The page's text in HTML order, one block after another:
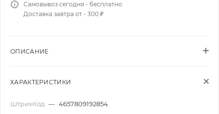
Самовывоз сегодня - бесплатно
Доставка завтра от - 300 ₽
ОПИСАНИЕ
ХАРАКТЕРИСТИКИ
ШтрихКод — 4657809192854